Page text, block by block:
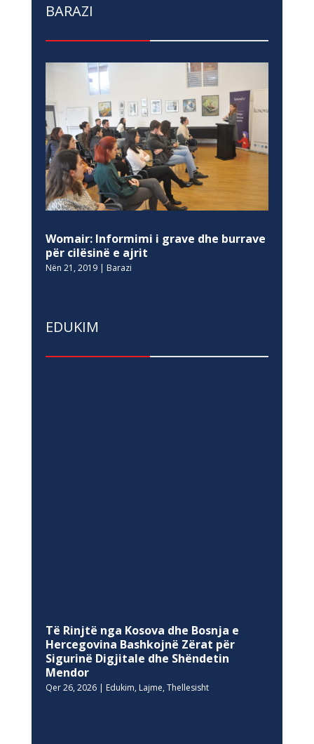
BARAZI
Womair: Informimi i grave dhe burrave
për cilësinë e ajrit
Nën 21, 2019| Barazi
EDUKIM
Të Rinjtë nga Kosova dhe Bosnja e
Hercegovina Bashkojnë Zërat për
Sigurinë Digjitale dhe Shëndetin
Mendor
Qer 26, 2026| Edukim, Lajme, Thellesisht